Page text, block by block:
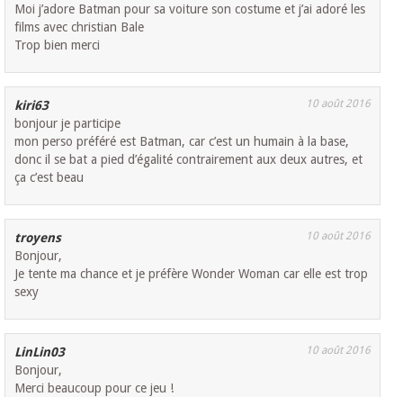
Moi j’adore Batman pour sa voiture son costume et j’ai adoré les
films avec christian Bale
Trop bien merci
kiri63 10 août 2016
bonjour je participe
mon perso préféré est Batman, car c’est un humain à la base,
donc il se bat a pied d’égalité contrairement aux deux autres, et
ça c’est beau
troyens 10 août 2016
Bonjour,
Je tente ma chance et je préfère Wonder Woman car elle est trop
sexy
LinLin03 10 août 2016
Bonjour,
Merci beaucoup pour ce jeu !